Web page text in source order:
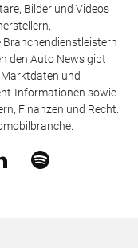
Bilder und Videos
den Auto News gibt
und
Informationen sowie
Finanzen und Recht.